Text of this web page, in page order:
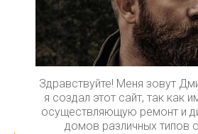
Здравствуйте! Меня зовут
я создал этот сайт, так как
осуществляющую ремонт и
домов различных типов